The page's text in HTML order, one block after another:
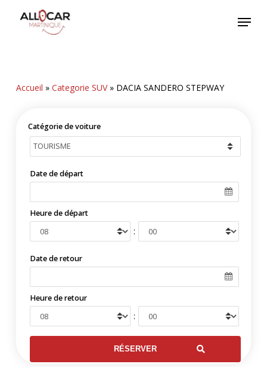
Menu
Accueil » Categorie SUV» DACIA SANDERO STEPWAY
Catégorie de voiture
Date de départ
Heure de départ
:
Date de retour
Heure de retour
: